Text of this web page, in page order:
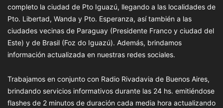
completo la ciudad de Pto Iguazú, llegando a las localidades de
Pto. Libertad, Wanda y Pto. Esperanza, así también a las
ciudades vecinas de Paraguay (Presidente Franco y ciudad del
Este) y de Brasil (Foz do Iguazú). Además, brindamos
información actualizada en nuestras redes sociales.
Trabajamos en conjunto con Radio Rivadavia de Buenos Aires,
brindando servicios informativos durante las 24 hs. emitiéndose
flashes de 2 minutos de duración cada media hora actualizando